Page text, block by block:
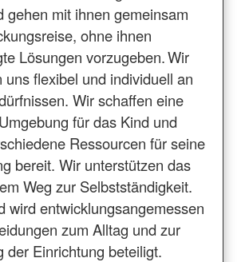
gehen mit ihnen gemeinsam
ohne ihnen
Lösungen vorzugeben. Wir
uns flexibel und individuell an
Wir schaffen eine
für das Kind und
Ressourcen für seine
bereit. Wir unterstützen das
Weg zur Selbstständigkeit.
wird entwicklungsangemessen
zum Alltag und zur
der Einrichtung beteiligt.